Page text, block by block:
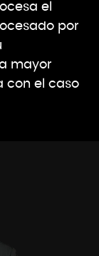
el
por
mayor
con el caso